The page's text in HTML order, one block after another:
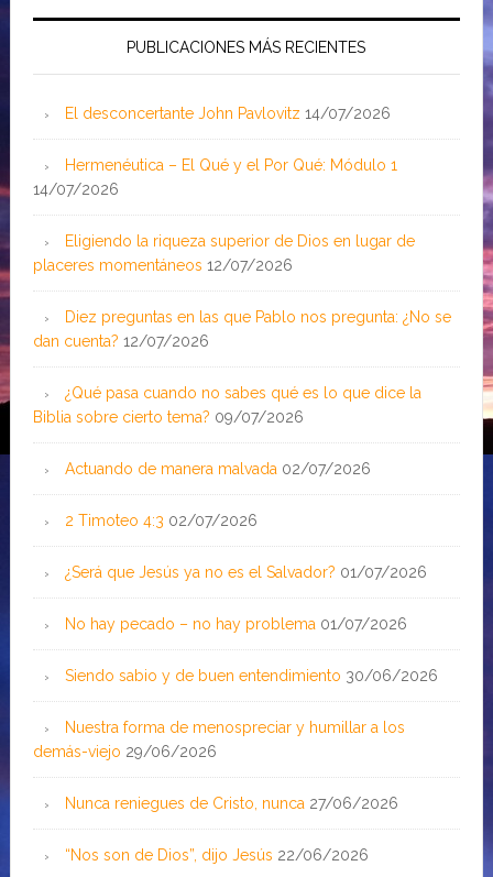
PUBLICACIONES MÁS RECIENTES
El desconcertante John Pavlovitz 14/07/2026
Hermenéutica – El Qué y el Por Qué: Módulo 1
14/07/2026
Eligiendo la riqueza superior de Dios en lugar de
placeres momentáneos 12/07/2026
Diez preguntas en las que Pablo nos pregunta: ¿No se
dan cuenta? 12/07/2026
¿Qué pasa cuando no sabes qué es lo que dice la
Biblia sobre cierto tema? 09/07/2026
Actuando de manera malvada 02/07/2026
2 Timoteo 4:3 02/07/2026
¿Será que Jesús ya no es el Salvador? 01/07/2026
No hay pecado – no hay problema 01/07/2026
Siendo sabio y de buen entendimiento 30/06/2026
Nuestra forma de menospreciar y humillar a los
demás-viejo 29/06/2026
Nunca reniegues de Cristo, nunca 27/06/2026
“Nos son de Dios”, dijo Jesús 22/06/2026